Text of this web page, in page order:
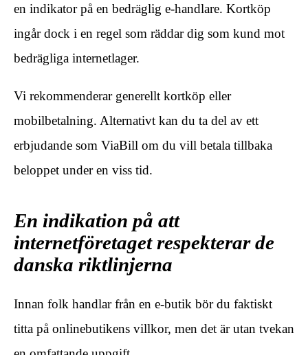
en indikator på en bedräglig e-handlare. Kortköp
ingår dock i en regel som räddar dig som kund mot
bedrägliga internetlager.
Vi rekommenderar generellt kortköp eller
mobilbetalning. Alternativt kan du ta del av ett
erbjudande som ViaBill om du vill betala tillbaka
beloppet under en viss tid.
En indikation på att
internetföretaget respekterar de
danska riktlinjerna
Innan folk handlar från en e-butik bör du faktiskt
titta på onlinebutikens villkor, men det är utan tvekan